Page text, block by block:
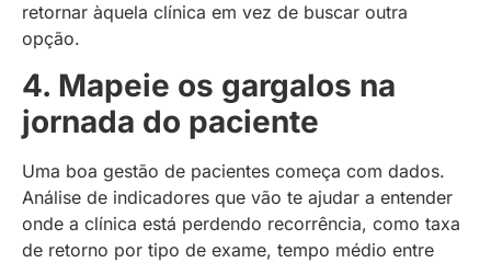
retornar àquela clínica em vez de buscar outra
opção.
4. Mapeie os gargalos na
jornada do paciente
Uma boa gestão de pacientes começa com dados.
Análise de indicadores que vão te ajudar a entender
onde a clínica está perdendo recorrência, como taxa
de retorno por tipo de exame, tempo médio entre